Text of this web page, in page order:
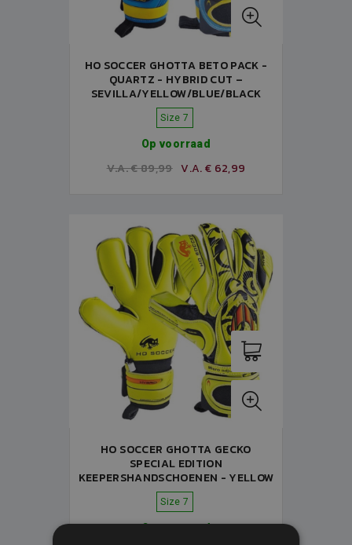
HO SOCCER GHOTTA BETO PACK -
QUARTZ - HYBRID CUT –
SEVILLA/YELLOW/BLUE/BLACK
Size 7
Op voorraad
V.A. € 89,99 V.A. € 62,99
HO SOCCER GHOTTA GECKO
SPECIAL EDITION
KEEPERSHANDSCHOENEN - YELLOW
Size 7
Op voorraad